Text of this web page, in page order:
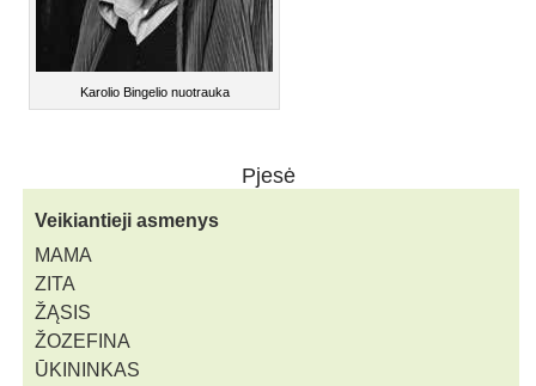
Karolio Bingelio nuotrauka
Pjesė
Veikiantieji asmenys
MAMA
ZITA
ŽĄSIS
ŽOZEFINA
ŪKININKAS